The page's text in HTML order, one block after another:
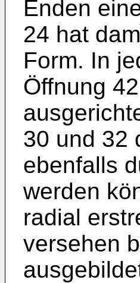
Enden
24 hat
Form. In
Öffnung
30 und 32
ebenfalls
werden
radial
versehen